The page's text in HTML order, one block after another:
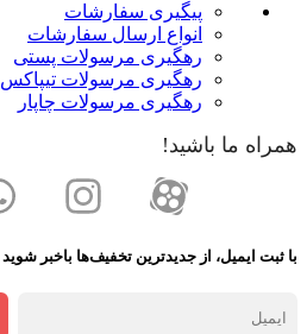
پیگیری سفارشات
انواع ارسال سفارشات
رهگیری مرسولات پستی
رهگیری مرسولات تیپاکس
رهگیری مرسولات چاپار
همراه ما باشید!
با ثبت ایمیل، از جدید‌ترین تخفیف‌ها با‌خبر شوید